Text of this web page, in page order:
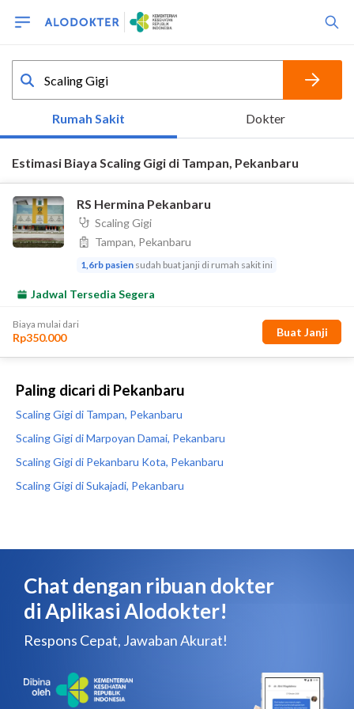
Paling dicari di Pekanbaru
Scaling Gigi di Tampan, Pekanbaru
Scaling Gigi di Marpoyan Damai, Pekanbaru
Scaling Gigi di Pekanbaru Kota, Pekanbaru
Scaling Gigi di Sukajadi, Pekanbaru